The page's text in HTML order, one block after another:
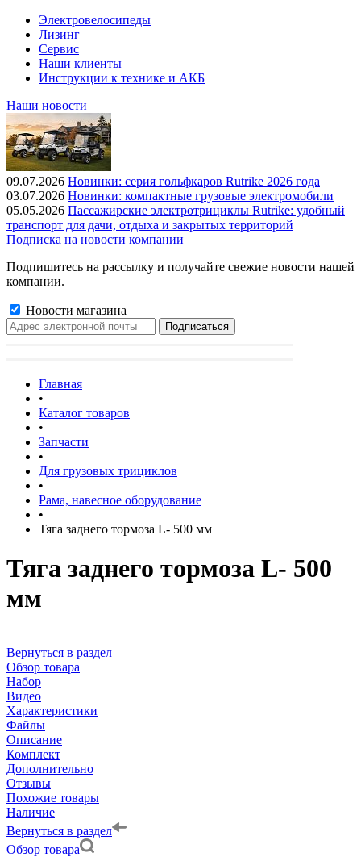
Электровелосипеды
Лизинг
Сервис
Наши клиенты
Инструкции к технике и АКБ
Наши новости
09.07.2026 Новинки: серия гольфкаров Rutrike 2026 года
03.07.2026 Новинки: компактные грузовые электромобили
05.05.2026 Пассажирские электротрициклы Rutrike: удобный
транспорт для дачи, отдыха и закрытых территорий
Подписка на новости компании
Подпишитесь на рассылку и получайте свежие новости нашей
компании.
Новости магазина
Главная
•
Каталог товаров
•
Запчасти
•
Для грузовых трициклов
•
Рама, навесное оборудование
•
Тяга заднего тормоза L- 500 мм
Тяга заднего тормоза L- 500
мм
Вернуться в раздел
Обзор товара
Набор
Видео
Характеристики
Файлы
Описание
Комплект
Дополнительно
Отзывы
Похожие товары
Наличие
Вернуться в раздел
Обзор товара